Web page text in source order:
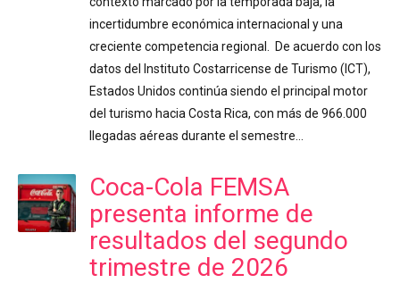
incertidumbre económica internacional y una
creciente competencia regional. De acuerdo con los
datos del Instituto Costarricense de Turismo (ICT),
Estados Unidos continúa siendo el principal motor
del turismo hacia Costa Rica, con más de 966.000
llegadas aéreas durante el semestre…
Coca-Cola FEMSA
presenta informe de
resultados del segundo
trimestre de 2026